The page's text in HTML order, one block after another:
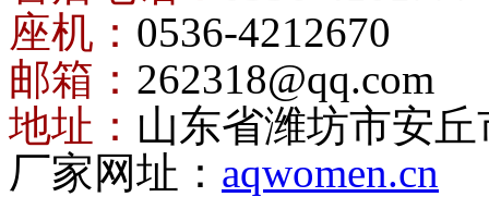
座机： 0536-4212670
邮箱： 262318@qq.com
地址： 山东省潍坊市安
厂家网址： aqwomen.cn